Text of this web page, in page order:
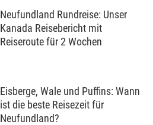
Neufundland Rundreise: Unser
Kanada Reisebericht mit
Reiseroute für 2 Wochen
Eisberge, Wale und Puffins: Wann
ist die beste Reisezeit für
Neufundland?